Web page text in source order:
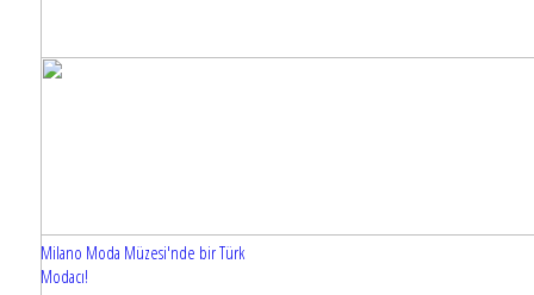
Milano Moda Müzesi'nde bir Türk
Modacı!